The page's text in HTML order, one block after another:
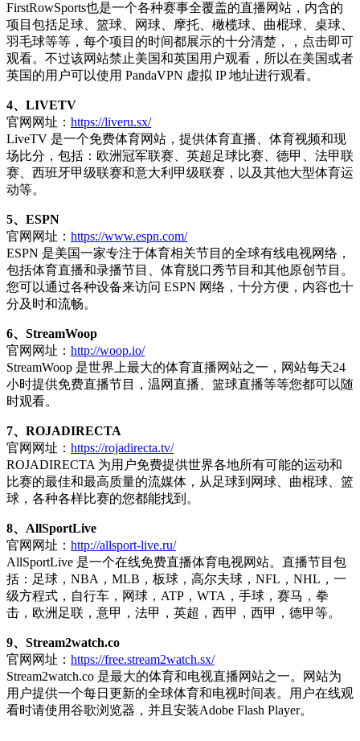
FirstRowSports也是一个各种赛事全覆盖的直播网站，内含的
项目包括足球、篮球、网球、摩托、橄榄球、曲棍球、桌球、
羽毛球等等，每个项目的时间都展示的十分清楚，，点击即可
观看。不过该网站禁止美国和英国用户观看，所以在美国或者
英国的用户可以使用 PandaVPN 虚拟 IP 地址进行观看。
4、LIVETV
官网网址： https://liveru.sx/
LiveTV 是一个免费体育网站，提供体育直播、体育视频和现
场比分，包括：欧洲冠军联赛、英超足球比赛、德甲、法甲联
赛、西班牙甲级联赛和意大利甲级联赛，以及其他大型体育运
动等。
5、ESPN
官网网址： https://www.espn.com/
ESPN 是美国一家专注于体育相关节目的全球有线电视网络，
包括体育直播和录播节目、体育脱口秀节目和其他原创节目。
您可以通过各种设备来访问 ESPN 网络，十分方便，内容也十
分及时和流畅。
6、StreamWoop
官网网址： http://woop.io/
StreamWoop 是世界上最大的体育直播网站之一，网站每天24
小时提供免费直播节目，温网直播、篮球直播等等您都可以随
时观看。
7、ROJADIRECTA
官网网址： https://rojadirecta.tv/
ROJADIRECTA 为用户免费提供世界各地所有可能的运动和
比赛的最佳和最高质量的流媒体，从足球到网球、曲棍球、篮
球，各种各样比赛的您都能找到。
8、AllSportLive
官网网址： http://allsport-live.ru/
AllSportLive 是一个在线免费直播体育电视网站。直播节目包
括：足球，NBA，MLB，板球，高尔夫球，NFL，NHL，一
级方程式，自行车，网球，ATP，WTA，手球，赛马，拳
击，欧洲足联，意甲，法甲，英超，西甲，西甲，德甲等。
9、Stream2watch.co
官网网址： https://free.stream2watch.sx/
Stream2watch.co 是最大的体育和电视直播网站之一。网站为
用户提供一个每日更新的全球体育和电视时间表。用户在线观
看时请使用谷歌浏览器，并且安装Adobe Flash Player。